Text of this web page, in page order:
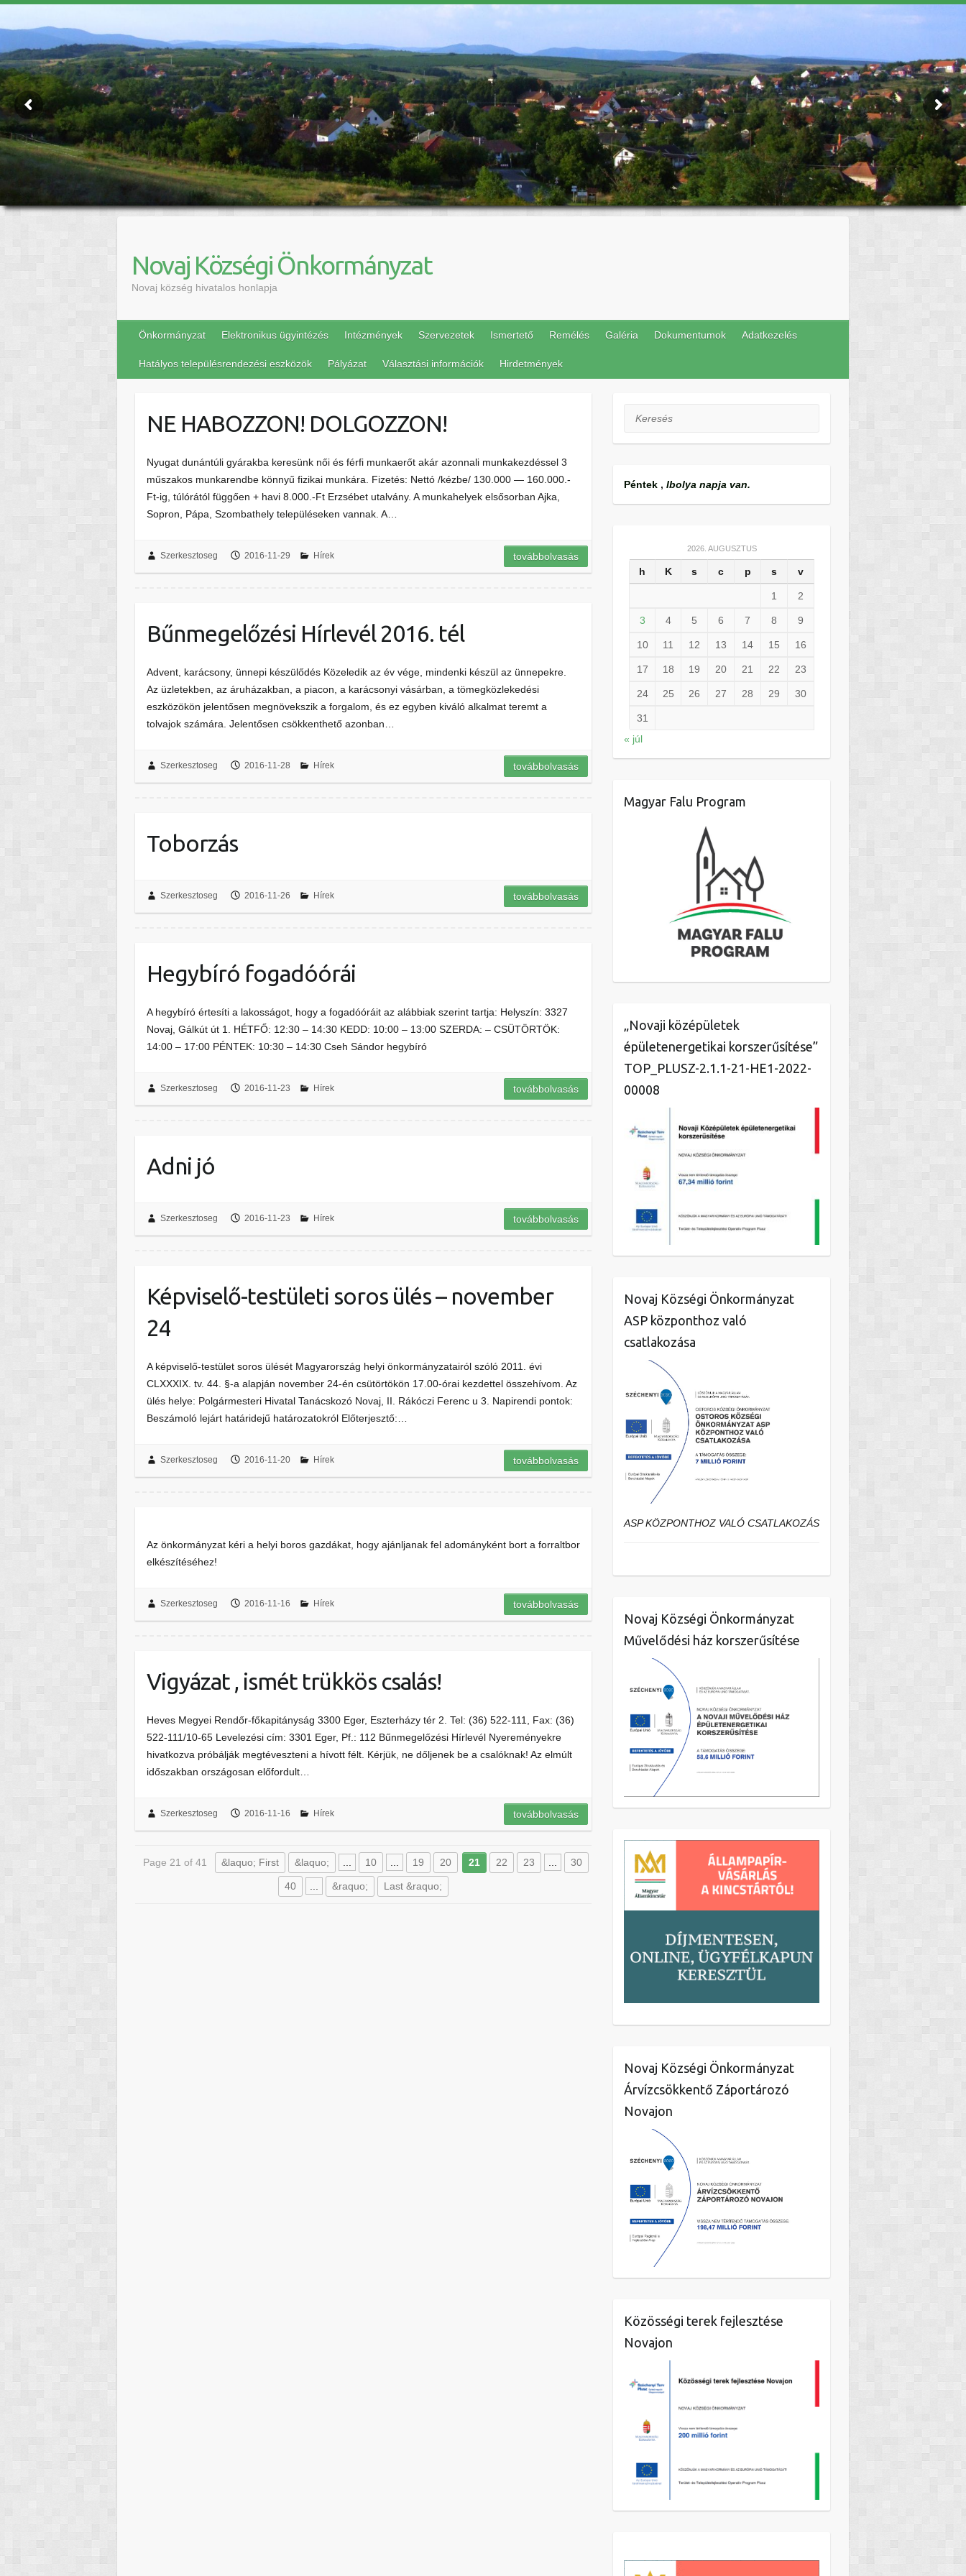
Novaj Községi Önkormányzat
Novaj község hivatalos honlapja
Önkormányzat Elektronikus ügyintézés Intézmények Szervezetek Ismertető Remélés Galéria Dokumentumok Adatkezelés
Hatályos településrendezési eszközök Pályázat Választási információk Hirdetmények
NE HABOZZON! DOLGOZZON!
Nyugat dunántúli gyárakba keresünk női és férfi munkaerőt akár azonnali munkakezdéssel 3
műszakos munkarendbe könnyű fizikai munkára. Fizetés: Nettó /kézbe/ 130.000 — 160.000.-
Ft-ig, túlórától függően + havi 8.000.-Ft Erzsébet utalvány. A munkahelyek elsősorban Ajka,
Sopron, Pápa, Szombathely településeken vannak. A…
Szerkesztoseg 2016-11-29 Hírek továbbolvasás
Bűnmegelőzési Hírlevél 2016. tél
Advent, karácsony, ünnepi készülődés Közeledik az év vége, mindenki készül az ünnepekre.
Az üzletekben, az áruházakban, a piacon, a karácsonyi vásárban, a tömegközlekedési
eszközökön jelentősen megnövekszik a forgalom, és ez egyben kiváló alkalmat teremt a
tolvajok számára. Jelentősen csökkenthető azonban…
Szerkesztoseg 2016-11-28 Hírek továbbolvasás
Toborzás
Szerkesztoseg 2016-11-26 Hírek továbbolvasás
Hegybíró fogadóórái
A hegybíró értesíti a lakosságot, hogy a fogadóóráit az alábbiak szerint tartja: Helyszín: 3327
Novaj, Gálkút út 1. HÉTFŐ: 12:30 – 14:30 KEDD: 10:00 – 13:00 SZERDA: – CSÜTÖRTÖK:
14:00 – 17:00 PÉNTEK: 10:30 – 14:30 Cseh Sándor hegybíró
Szerkesztoseg 2016-11-23 Hírek továbbolvasás
Adni jó
Szerkesztoseg 2016-11-23 Hírek továbbolvasás
Képviselő-testületi soros ülés – november
24
A képviselő-testület soros ülését Magyarország helyi önkormányzatairól szóló 2011. évi
CLXXXIX. tv. 44. §-a alapján november 24-én csütörtökön 17.00-órai kezdettel összehívom. Az
ülés helye: Polgármesteri Hivatal Tanácskozó Novaj, II. Rákóczi Ferenc u 3. Napirendi pontok:
Beszámoló lejárt határidejű határozatokról Előterjesztő:…
Szerkesztoseg 2016-11-20 Hírek továbbolvasás
Az önkormányzat kéri a helyi boros gazdákat, hogy ajánljanak fel adományként bort a forraltbor
elkészítéséhez!
Szerkesztoseg 2016-11-16 Hírek továbbolvasás
Vigyázat , ismét trükkös csalás!
Heves Megyei Rendőr-főkapitányság 3300 Eger, Eszterházy tér 2. Tel: (36) 522-111, Fax: (36)
522-111/10-65 Levelezési cím: 3301 Eger, Pf.: 112 Bűnmegelőzési Hírlevél Nyereményekre
hivatkozva próbálják megtéveszteni a hívott félt. Kérjük, ne dőljenek be a csalóknak! Az elmúlt
időszakban országosan előfordult…
Szerkesztoseg 2016-11-16 Hírek továbbolvasás
Page 21 of 41 &laquo; First &laquo; ... 10 ... 19 20 21 22 23 ... 30
40 ... &raquo; Last &raquo;
Keresés
Péntek , Ibolya napja van.
2026. AUGUSZTUS
h K s c p s v
1 2
3 4 5 6 7 8 9
10 11 12 13 14 15 16
17 18 19 20 21 22 23
24 25 26 27 28 29 30
31
« júl
Magyar Falu Program
„Novaji középületek
épületenergetikai korszerűsítése”
TOP_PLUSZ-2.1.1-21-HE1-2022-
00008
Novaj Községi Önkormányzat
ASP központhoz való
csatlakozása
ASP KÖZPONTHOZ VALÓ CSATLAKOZÁS
Novaj Községi Önkormányzat
Művelődési ház korszerűsítése
Novaj Községi Önkormányzat
Árvízcsökkentő Záportározó
Novajon
Közösségi terek fejlesztése
Novajon